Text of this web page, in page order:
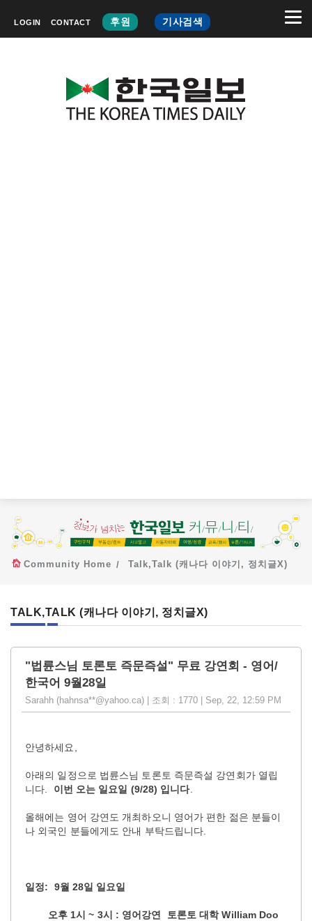
LOGIN CONTACT 후원 기사검색
Community Home Talk,Talk (캐나다 이야기, 정치글X)
TALK,TALK (캐나다 이야기, 정치글X)
"법륜스님 토론토 즉문즉설" 무료 강연회 - 영어/
한국어 9월28일
Sarahh (hahnsa**@yahoo.ca) | 조회 : 1770 | Sep, 22, 12:59 PM
안녕하세요,
아래의 일정으로 법륜스님 토론토 즉문즉설 강연회가 열립
니다. 이번 오는 일요일 (9/28) 입니다.
올해에는 영어 강연도 개최하오니 영어가 편한 젊은 분들이
나 외국인 분들에게도 안내 부탁드립니다.
일정: 9월 28일 일요일
오후 1시 ~ 3시 : 영어강연 토론토 대학 William Doo